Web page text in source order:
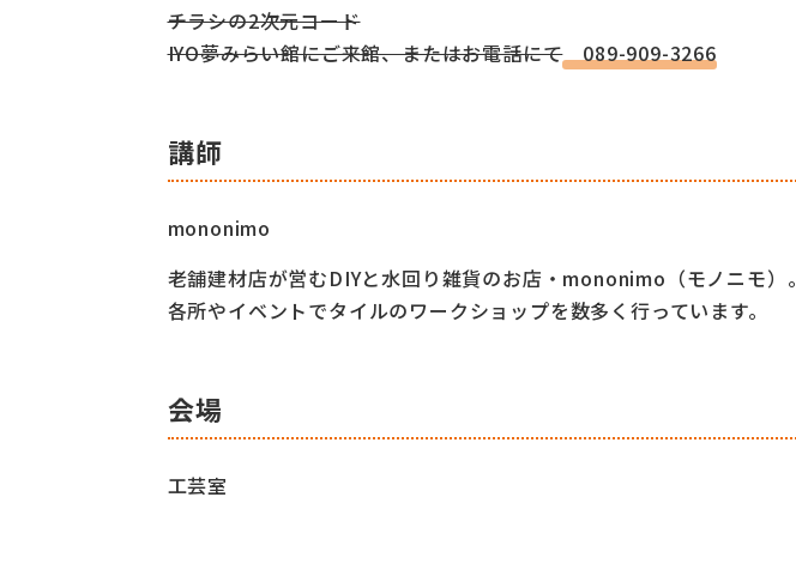
チラシの2次元コード
IYO夢みらい館にご来館、またはお電話にて089-909-3266
講師
mononimo
老舗建材店が営むDIYと水回り雑貨のお店・mononimo（モノニモ）。
各所やイベントでタイルのワークショップを数多く行っています。
会場
工芸室